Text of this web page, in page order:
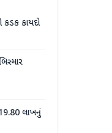
કાયદો
લાખનું